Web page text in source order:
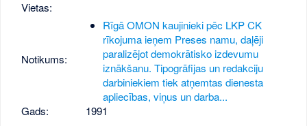
Vietas:
Notikums:
Rīgā OMON kaujinieki pēc LKP CK
rīkojuma ieņem Preses namu, daļēji
paralizējot demokrātisko izdevumu
iznākšanu. Tipogrāfijas un redakciju
darbiniekiem tiek atņemtas dienesta
apliecības, viņus un darba...
Gads:
1991